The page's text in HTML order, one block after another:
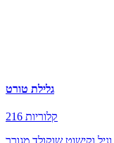
גלילת טורט
216 קלוריות
וקישוט שוקולד מגורר